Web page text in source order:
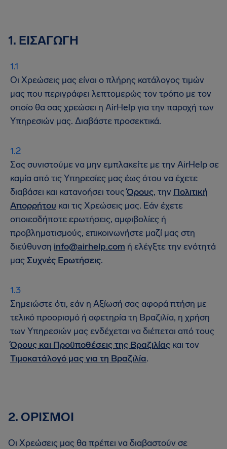
1. ΕΙΣΑΓΩΓΗ
Οι Χρεώσεις μας είναι ο πλήρης κατάλογος τιμών
μας που περιγράφει λεπτομερώς τον τρόπο με τον
οποίο θα σας χρεώσει η AirHelp για την παροχή των
Υπηρεσιών μας. Διαβάστε προσεκτικά.
Σας συνιστούμε να μην εμπλακείτε με την AirHelp σε
καμία από τις Υπηρεσίες μας έως ότου να έχετε
διαβάσει και κατανοήσει τουςΌρους, την Πολιτική
Απορρήτου και τις Χρεώσεις μας. Εάν έχετε
οποιεσδήποτε ερωτήσεις, αμφιβολίες ή
προβληματισμούς, επικοινωνήστε μαζί μας στη
διεύθυνση info@airhelp.com ή ελέγξτε την ενότητά
μαςΣυχνές Ερωτήσεις.
Σημειώστε ότι, εάν η Αξίωσή σας αφορά πτήση με
τελικό προορισμό ή αφετηρία τη Βραζιλία, η χρήση
των Υπηρεσιών μας ενδέχεται να διέπεται από τους
Όρους και Προϋποθέσεις της Βραζιλίας και τον
Τιμοκατάλογό μας για τη Βραζιλία.
2. ΟΡΙΣΜΟΙ
Οι Χρεώσεις μας θα πρέπει να διαβαστούν σε